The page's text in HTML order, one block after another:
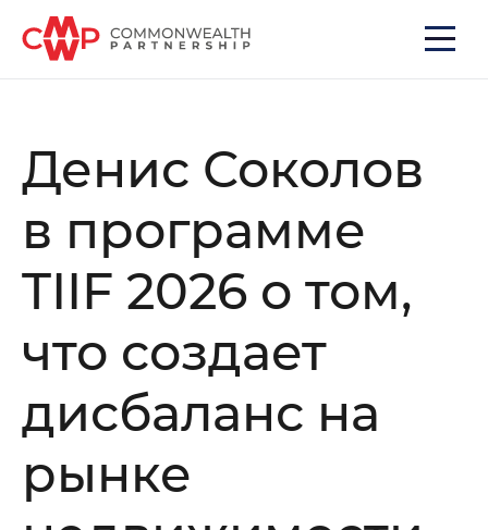
Денис Соколов
в программе
TIIF 2026 о том,
что создает
дисбаланс на
рынке